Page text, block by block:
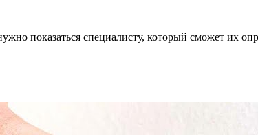
показаться специалисту, который сможет их